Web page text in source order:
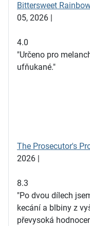
Bittersweet
05, 2026 |
4.0
"Určeno pro
ufňukané."
The Prosecutor's
2026 |
8.3
"Po dvou dílech
kecání a blbiny z
převysoká